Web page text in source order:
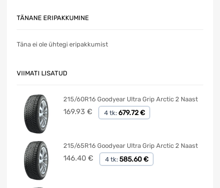
TÄNANE ERIPAKKUMINE
Täna ei ole ühtegi eripakkumist
VIIMATI LISATUD
215/60R16 Goodyear Ultra Grip Arctic 2 Naast
169.93 € 4 tk: 679.72 €
215/65R16 Goodyear Ultra Grip Arctic 2 Naast
146.40 € 4 tk: 585.60 €